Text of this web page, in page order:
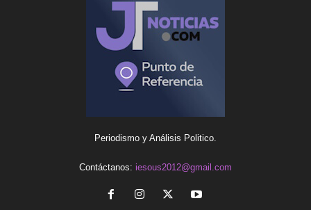
Periodismo y Análisis Politico.
Contáctanos: iesous2012@gmail.com